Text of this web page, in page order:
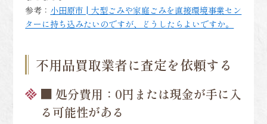
参考： 小田原市 | 大型ごみや家庭ごみを直接環境事業セン
ターに持ち込みたいのですが、どうしたらよいですか。
不用品買取業者に査定を依頼する
■ 処分費用：0円または現金が手に入
る可能性がある